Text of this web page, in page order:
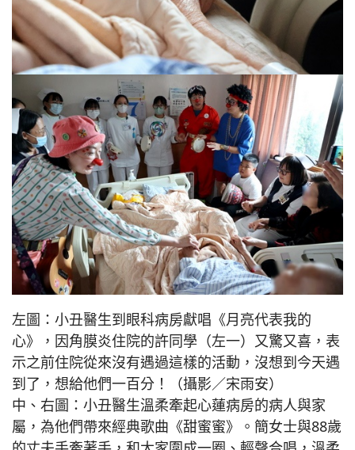
左圖：小丑醫生到眼科病房獻唱《月亮代表我的
心》，因角膜炎住院的許同學（左一）又驚又喜，表
示之前住院從來沒有遇過這樣的活動，沒想到今天遇
到了，想給他們一百分！（攝影／宋雨安）
中、右圖：小丑醫生溫柔牽起心蓮病房的病人與家
屬，為他們帶來經典歌曲《甜蜜蜜》。簡女士與88歲